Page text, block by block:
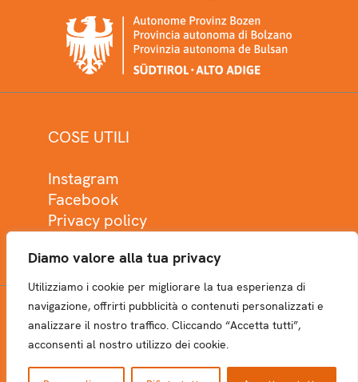
Diamo valore alla tua privacy
Utilizziamo i cookie per migliorare la tua esperienza di
navigazione, offrirti pubblicità o contenuti personalizzati e
analizzare il nostro traffico. Cliccando “Accetta tutti”,
acconsenti al nostro utilizzo dei cookie.
COSE UTILI
Instagram
Facebook
Privacy policy
NEWSLETTER